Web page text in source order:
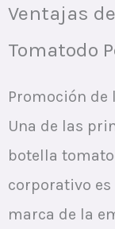
Ventajas
Tomatodo
Promoción de
Una de las
botella
corporativo
marca de la